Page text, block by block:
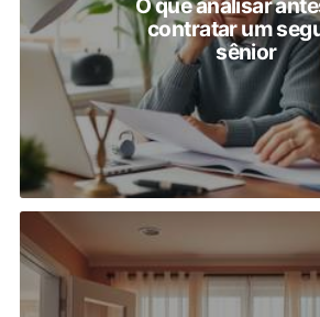
O que analisar
contratar um
sênior